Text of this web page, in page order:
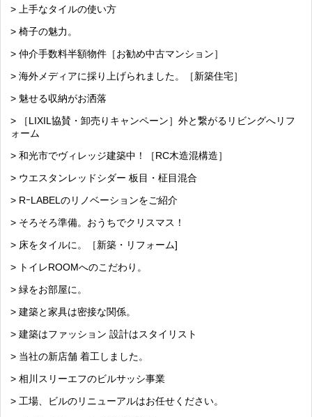
> 上手なタイルの使い方
> 椅子の魅力。
> 仲介手数料半額物件［お勧め中古マンション］
> 海外メディアに採り上げられました。［新築住宅］
> 魅せる収納がお洒落
> ［LIXIL協賛・卸売りキャンペーン］外と繋がるリビングへリフ
ォーム
> 和光市でヴィレッジ建築中！［RC木造混構造］
> ウエスタンレッドシダー 板目・柾目混合
> RｰLABELのリノベーションをご紹介
> そろそろ準備。おうちでクリスマス！
> 床をタイルに。［新築・リフォーム]
> トイレROOMへのこだわり。
> 緑をお部屋に。
> 建築と家具は密接な関係。
> 建築はファッション 設計はスタイリスト
> 当社の新店舗 着工しました。
> 相川スリーエフのビルサッシ事業
> 工場、ビルのリニューアルはお任せください。